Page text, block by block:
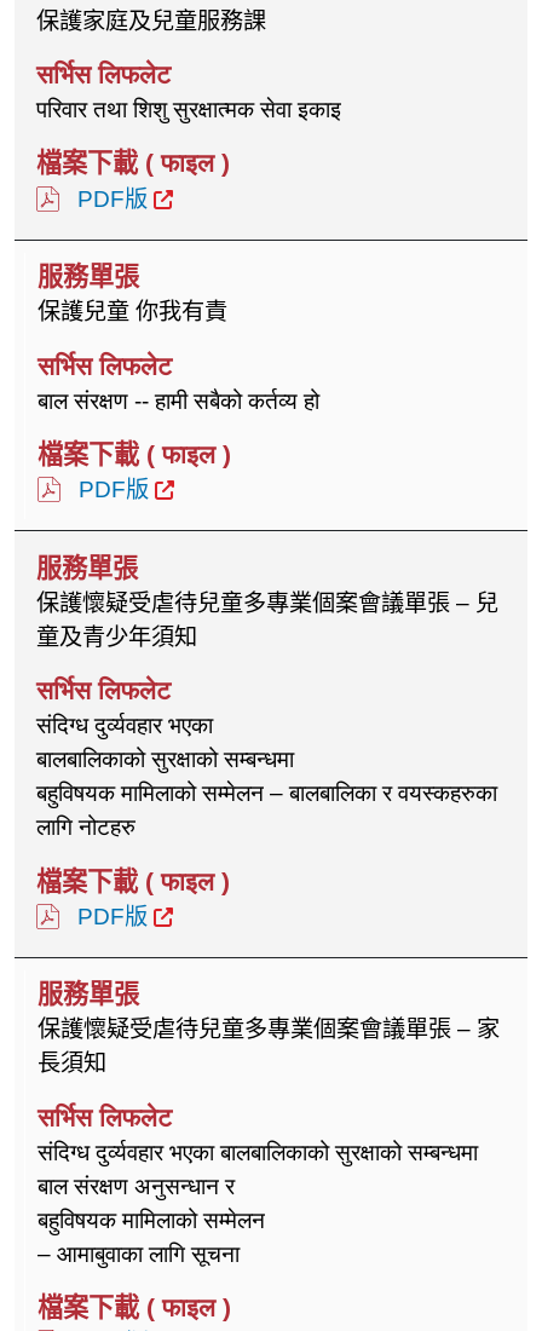
保護家庭及兒童服務課
परिवार तथा शिशु सुरक्षात्मक सेवा इकाइ
PDF版
保護兒童 你我有責
बाल संरक्षण -- हामी सबैको कर्तव्य हो
PDF版
保護懷疑受虐待兒童多專業個案會議單張 – 兒
童及青少年須知
संदिग्ध दुर्व्यवहार भएका
बालबालिकाको सुरक्षाको सम्बन्धमा
बहुविषयक मामिलाको सम्मेलन – बालबालिका र वयस्कहरुका
लागि नोटहरु
PDF版
保護懷疑受虐待兒童多專業個案會議單張 – 家
長須知
संदिग्ध दुर्व्यवहार भएका बालबालिकाको सुरक्षाको सम्बन्धमा
बाल संरक्षण अनुसन्धान र
बहुविषयक मामिलाको सम्मेलन
– आमाबुवाका लागि सूचना